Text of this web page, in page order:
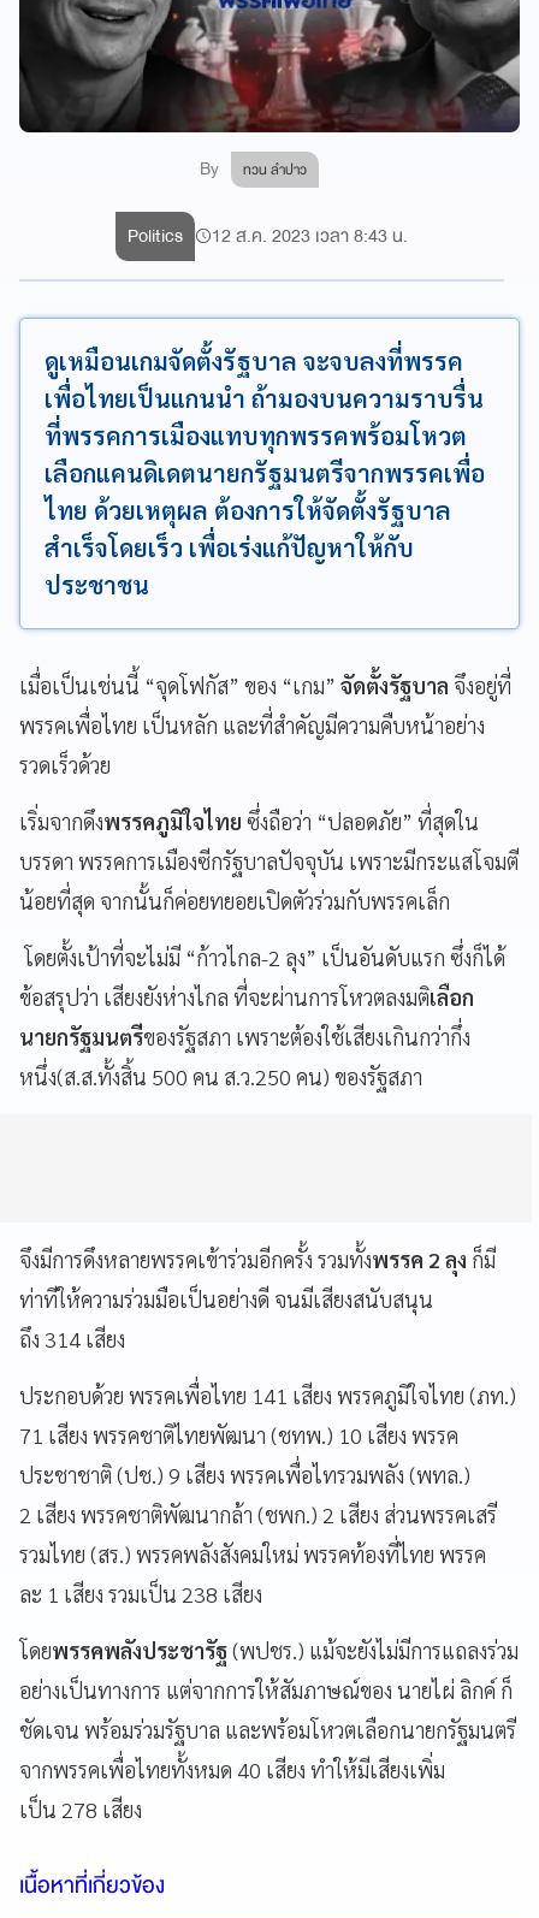
By ทวน ลำปาว
Politics 12 ส.ค. 2023 เวลา 8:43 น.
ดูเหมือนเกมจัดตั้งรัฐบาล จะจบลงที่พรรค
เพื่อไทยเป็นแกนนำ ถ้ามองบนความราบรื่น
ที่พรรคการเมืองแทบทุกพรรคพร้อมโหวต
เลือกแคนดิเดตนายกรัฐมนตรีจากพรรคเพื่อ
ไทย ด้วยเหตุผล ต้องการให้จัดตั้งรัฐบาล
สำเร็จโดยเร็ว เพื่อเร่งแก้ปัญหาให้กับ
ประชาชน
เมื่อเป็นเช่นนี้ “จุดโฟกัส” ของ “เกม” จัดตั้งรัฐบาล จึงอยู่ที่
พรรคเพื่อไทย เป็นหลัก และที่สำคัญมีความคืบหน้าอย่าง
รวดเร็วด้วย
เริ่มจากดึงพรรคภูมิใจไทย ซึ่งถือว่า “ปลอดภัย” ที่สุดใน
บรรดา พรรคการเมืองซีกรัฐบาลปัจจุบัน เพราะมีกระแสโจมตี
น้อยที่สุด จากนั้นก็ค่อยทยอยเปิดตัวร่วมกับพรรคเล็ก
โดยตั้งเป้าที่จะไม่มี “ก้าวไกล-2 ลุง” เป็นอันดับแรก ซึ่งก็ได้
ข้อสรุปว่า เสียงยังห่างไกล ที่จะผ่านการโหวตลงมติเลือก
นายกรัฐมนตรีของรัฐสภา เพราะต้องใช้เสียงเกินกว่ากึ่ง
หนึ่ง(ส.ส.ทั้งสิ้น 500 คน ส.ว.250 คน) ของรัฐสภา
จึงมีการดึงหลายพรรคเข้าร่วมอีกครั้ง รวมทั้งพรรค 2 ลุง ก็มี
ท่าทีให้ความร่วมมือเป็นอย่างดี จนมีเสียงสนับสนุน
ถึง 314 เสียง
ประกอบด้วย พรรคเพื่อไทย 141 เสียง พรรคภูมิใจไทย (ภท.)
71 เสียง พรรคชาติไทยพัฒนา (ชทพ.) 10 เสียง พรรค
ประชาชาติ (ปช.) 9 เสียง พรรคเพื่อไทรวมพลัง (พทล.)
2 เสียง พรรคชาติพัฒนากล้า (ชพก.) 2 เสียง ส่วนพรรคเสรี
รวมไทย (สร.) พรรคพลังสังคมใหม่ พรรคท้องที่ไทย พรรค
ละ 1 เสียง รวมเป็น 238 เสียง
โดยพรรคพลังประชารัฐ(พปชร.) แม้จะยังไม่มีการแถลงร่วม
อย่างเป็นทางการ แต่จากการให้สัมภาษณ์ของ นายไผ่ ลิกค์ ก็
ชัดเจน พร้อมร่วมรัฐบาล และพร้อมโหวตเลือกนายกรัฐมนตรี
จากพรรคเพื่อไทยทั้งหมด 40 เสียง ทำให้มีเสียงเพิ่ม
เป็น 278 เสียง
เนื้อหาที่เกี่ยวข้อง